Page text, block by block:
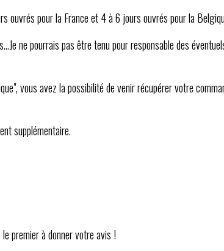
ouvrés pour la France et 4 à 6 jours ouvrés pour la
ne pourrais pas être tenu pour responsable des
vous avez la possibilité de venir récupérer votre
supplémentaire.
premier à donner votre avis !